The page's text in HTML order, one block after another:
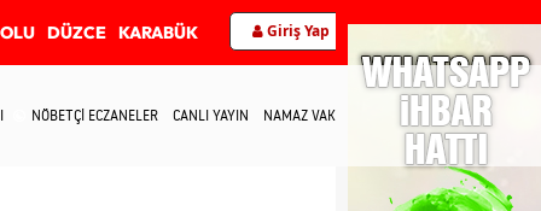
DÜZCE KARABÜK Giriş Yap
NÖBETÇİ ECZANELER CANLI YAYIN NAMAZ VAKİTLERİ İLETİŞİM